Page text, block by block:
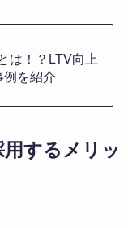
は！？LTV向上
例を紹介
するメリッ